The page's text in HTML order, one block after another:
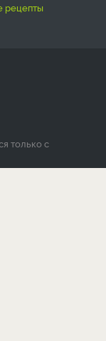
рецепты
только с